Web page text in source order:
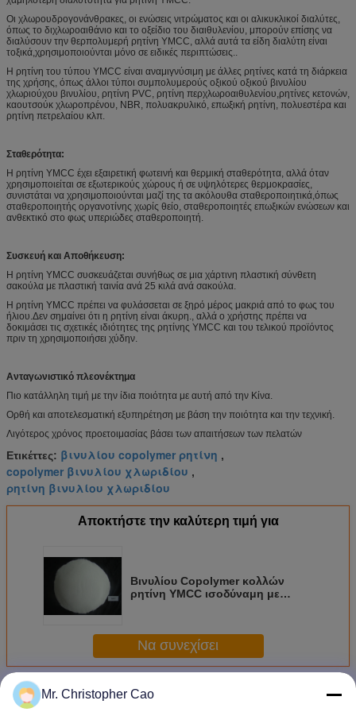
Οι χλωρουδρογονάνθρακες, οι ενώσεις νιτρώματος και οι αλικυκλικοί διαλύτες,
όπως το διχλωροαιθάνιο και το οξείδιο του διαιθυλενίου, μπορούν επίσης να
διαλύσουν την θερπολυμερή ρητίνη YMCC, αλλά αυτά τα είδη διαλύτη είναι
τοξικά,χρησιμοποιούνται μόνο σε ειδικές περιπτώσεις..
Η ρητίνη του τύπου YMCC είναι αναμιγνύσιμη με άλλες ρητίνες κατά τη διάρκεια
της χρήσης, όπως άλλοι τύποι συμπολυμερούς οξικού οξικού βινυλίου
χλωριούχου βινυλίου, ρητίνη PVC, ρητίνη περχλωροαιθυλενίου,ρητίνες κετονών,
καουτσούκ χλωροπρένου, NBR, πολυακρυλικό, επωξική ρητίνη, πολυεστέρα και
ρητίνη πετρελαίου κλπ.
Σταθερότητα:
Η ρητίνη YMCC έχει εξαιρετική φωτεινή και θερμική σταθερότητα, αλλά όταν
χρησιμοποιείται σε εξωτερικούς χώρους ή σε υψηλότερες θερμοκρασίες,
συνιστάται να χρησιμοποιούνται μαζί της τα ακόλουθα σταθεροποιητικά,όπως
σταθεροποιητής οργανοτίνης χωρίς θείο, σταθεροποιητές επωξικών ενώσεων και
ανθεκτικό στο φως υπεριώδες σταθεροποιητή.
Συσκευή και Αποθήκευση:
Η ρητίνη YMCC συσκευάζεται συνήθως σε μια χάρτινη πλαστική σύνθετη
σακούλα με πλαστική ταινία ανά 25 κιλά ανά σακούλα.
Η ρητίνη YMCC πρέπει να φυλάσσεται σε ξηρό μέρος μακριά από το φως του
ήλιου.Δεν σημαίνει ότι η ρητίνη είναι άκυρη., αλλά ο χρήστης πρέπει να
δοκιμάσει τις σχετικές ιδιότητες της ρητίνης YMCC και του τελικού προϊόντος
πριν τη χρησιμοποιήσει χύδην.
Ανταγωνιστικό πλεονέκτημα
Πιο κατάλληλη τιμή με την ίδια ποιότητα με αυτή από την Κίνα.
Ορθή και αποτελεσματική εξυπηρέτηση με βάση την ποιότητα και την τεχνική.
Λιγότερος χρόνος προετοιμασίας βάσει των απαιτήσεων των πελατών
Ετικέττες: βινυλίου copolymer ρητίνη ,
copolymer βινυλίου χλωριδίου ,
ρητίνη βινυλίου χλωριδίου
Αποκτήστε την καλύτερη τιμή για
Βινυλίου Copolymer κολλών
ρητίνη YMCC ισοδύναμη με
Να συνεχίσει
Περισσότεροι
Copolymer οξικού άλατος βινυλίου χλωριδίου βινυλίου
Mr. Christopher Cao